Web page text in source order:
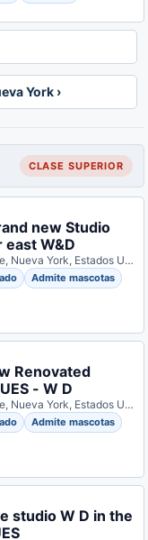
York ›
CLASE SUPERIOR
new Studio
east W&D
1597 York Avenue, Nueva York, Estados Unidos
Admite mascotas
Renovated
- W D
1597 York Avenue, Nueva York, Estados Unidos
Admite mascotas
studio W D in the